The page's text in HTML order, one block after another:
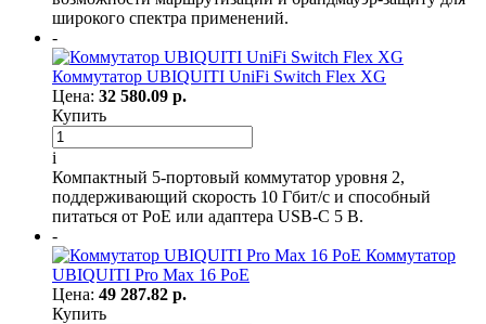
широкого спектра применений.
-
Коммутатор UBIQUITI UniFi Switch Flex XG
Цена: 32 580.09 р.
Купить
i
Компактный 5-портовый коммутатор уровня 2,
поддерживающий скорость 10 Гбит/с и способный
питаться от PoE или адаптера USB-C 5 В.
-
Коммутатор
UBIQUITI Pro Max 16 PoE
Цена: 49 287.82 р.
Купить